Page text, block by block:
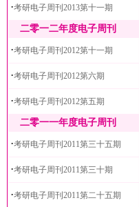
·考研电子周刊2013第十一期
二零一二年度电子周刊
·考研电子周刊2012第十一期
·考研电子周刊2012第六期
·考研电子周刊2012第五期
二零一一年度电子周刊
·考研电子周刊2011第三十五期
·考研电子周刊2011第三十期
·考研电子周刊2011第二十五期